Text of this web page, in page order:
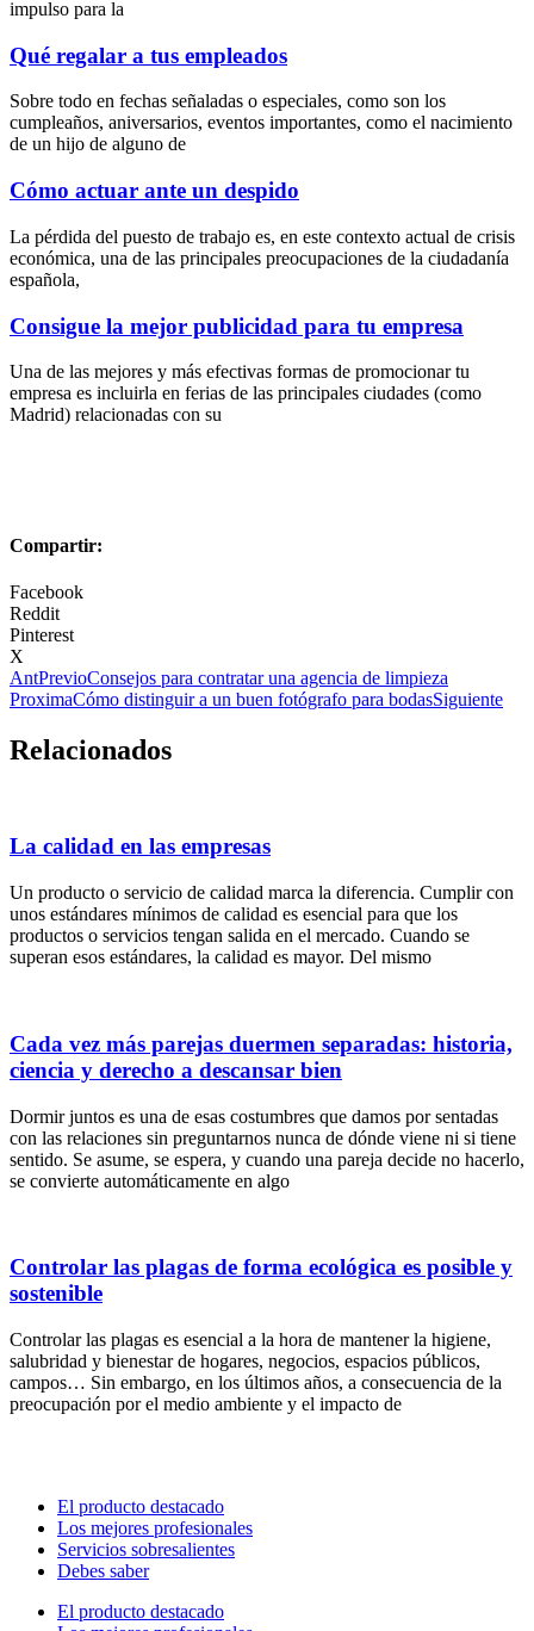
impulso para la
Qué regalar a tus empleados
Sobre todo en fechas señaladas o especiales, como son los
cumpleaños, aniversarios, eventos importantes, como el nacimiento
de un hijo de alguno de
Cómo actuar ante un despido
La pérdida del puesto de trabajo es, en este contexto actual de crisis
económica, una de las principales preocupaciones de la ciudadanía
española,
Consigue la mejor publicidad para tu empresa
Una de las mejores y más efectivas formas de promocionar tu
empresa es incluirla en ferias de las principales ciudades (como
Madrid) relacionadas con su
Compartir:
Facebook
Reddit
Pinterest
X
AntPrevioConsejos para contratar una agencia de limpieza
ProximaCómo distinguir a un buen fotógrafo para bodasSiguiente
Relacionados
La calidad en las empresas
Un producto o servicio de calidad marca la diferencia. Cumplir con
unos estándares mínimos de calidad es esencial para que los
productos o servicios tengan salida en el mercado. Cuando se
superan esos estándares, la calidad es mayor. Del mismo
Cada vez más parejas duermen separadas: historia,
ciencia y derecho a descansar bien
Dormir juntos es una de esas costumbres que damos por sentadas
con las relaciones sin preguntarnos nunca de dónde viene ni si tiene
sentido. Se asume, se espera, y cuando una pareja decide no hacerlo,
se convierte automáticamente en algo
Controlar las plagas de forma ecológica es posible y
sostenible
Controlar las plagas es esencial a la hora de mantener la higiene,
salubridad y bienestar de hogares, negocios, espacios públicos,
campos… Sin embargo, en los últimos años, a consecuencia de la
preocupación por el medio ambiente y el impacto de
El producto destacado
Los mejores profesionales
Servicios sobresalientes
Debes saber
El producto destacado